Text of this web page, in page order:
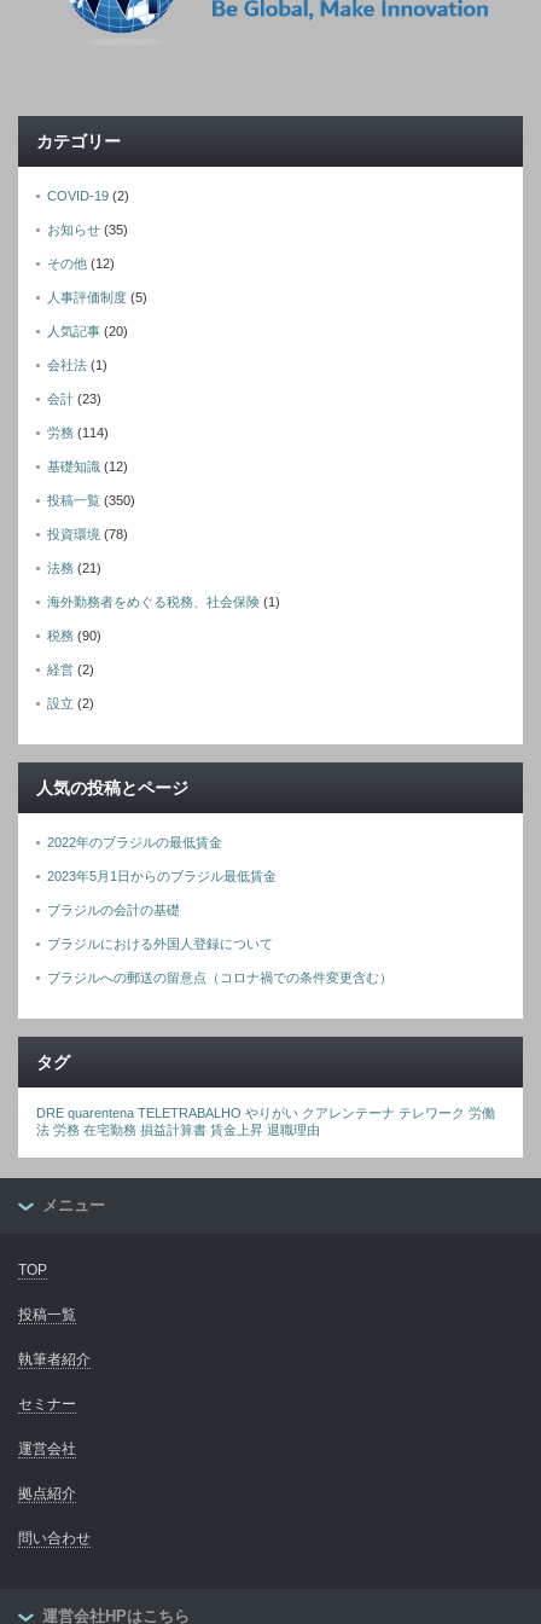
カテゴリー
COVID-19 (2)
お知らせ (35)
その他 (12)
人事評価制度 (5)
人気記事 (20)
会社法 (1)
会計 (23)
労務 (114)
基礎知識 (12)
投稿一覧 (350)
投資環境 (78)
法務 (21)
海外勤務者をめぐる税務、社会保険 (1)
税務 (90)
経営 (2)
設立 (2)
人気の投稿とページ
2022年のブラジルの最低賃金
2023年5月1日からのブラジル最低賃金
ブラジルの会計の基礎
ブラジルにおける外国人登録について
ブラジルへの郵送の留意点（コロナ禍での条件変更含む）
タグ
DRE quarentena TELETRABALHO やりがい クアレンテーナ テレワーク 労働
法 労務 在宅勤務 損益計算書 賃金上昇 退職理由
メニュー
TOP
投稿一覧
執筆者紹介
セミナー
運営会社
拠点紹介
問い合わせ
運営会社HPはこちら